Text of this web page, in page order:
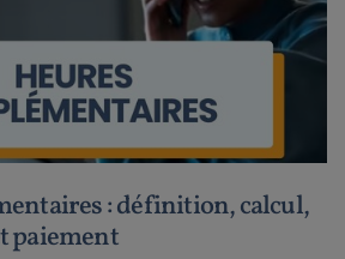
: définition, calcul,
paiement